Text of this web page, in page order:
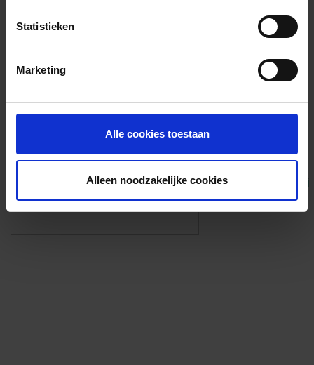
Statistieken
Marketing
Alle cookies toestaan
Alleen noodzakelijke cookies
Foto’s ({{photos.length}})
Eigen foto’s